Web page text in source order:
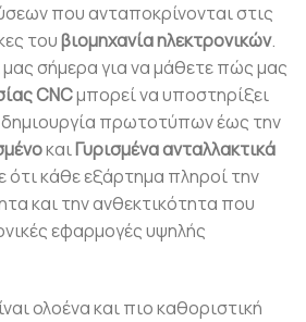
που ανταποκρίνονται στις
τουβιομηχανία ηλεκτρονικών.
σήμερα για να μάθετε πώς μας
CNCμπορεί να υποστηρίξει
πρωτοτύπων έως την
καιΓυρισμένα ανταλλακτικά
ότι κάθε εξάρτημα πληροί την
και την ανθεκτικότητα που
εφαρμογές υψηλής
ολοένα και πιο καθοριστική